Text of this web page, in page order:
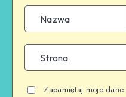
Zapamiętaj moje